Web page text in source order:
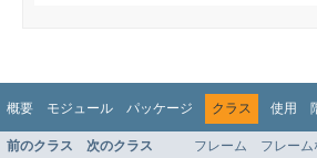
概要 モジュール パッケージ クラス 使用
前のクラス 次のクラス フレーム フレーム